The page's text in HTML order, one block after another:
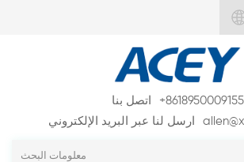
اتصل بنا
+8618950009155
ارسل لنا عبر البريد الإلكتروني